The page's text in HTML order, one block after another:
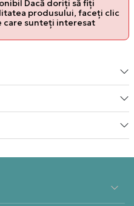
Dacă doriți să fiți
produsului, faceți clic
care sunteți interesat